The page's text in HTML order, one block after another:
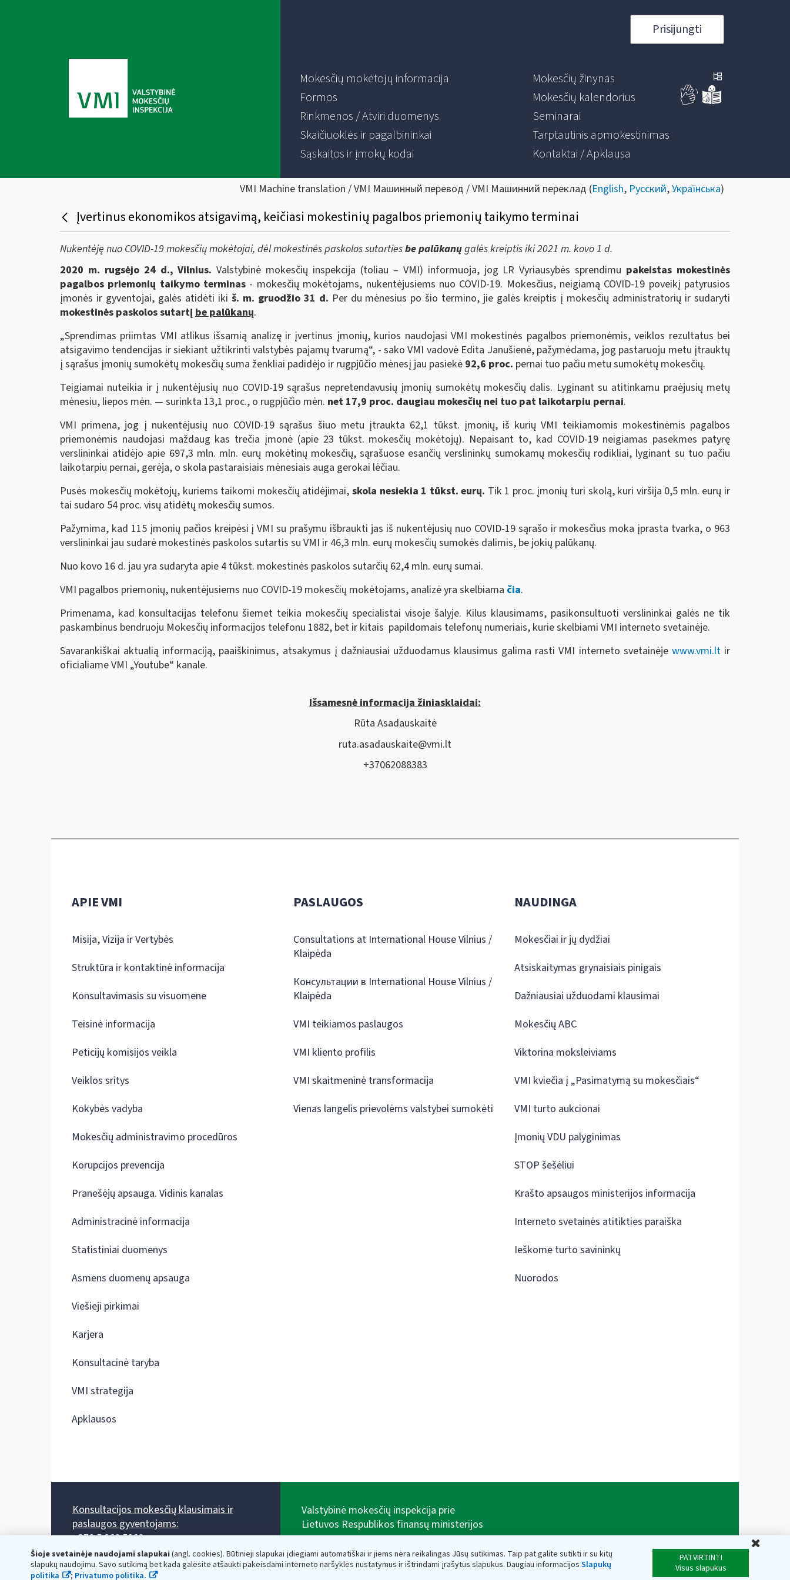
Prisijungti
Mokesčių mokėtojų informacija
Formos
Rinkmenos / Atviri duomenys
Skaičiuoklės ir pagalbininkai
Sąskaitos ir įmokų kodai
Mokesčių žinynas
Mokesčių kalendorius
Seminarai
Tarptautinis apmokestinimas
Kontaktai / Apklausa
VMI Machine translation / VMI Машинный перевод / VMI Машинний переклад (English, Русский,Українська)
Įvertinus ekonomikos atsigavimą, keičiasi mokestinių pagalbos priemonių taikymo terminai
Nukentėję nuo COVID-19 mokesčių mokėtojai, dėl mokestinės paskolos sutartiesbe palūkanųgalės kreiptis iki 2021 m. kovo 1 d.
2020 m. rugsėjo 24 d., Vilnius. Valstybinė mokesčių inspekcija (toliau – VMI) informuoja, jog LR Vyriausybės sprendimu pakeistas mokestinės
pagalbos priemonių taikymo terminas - mokesčių mokėtojams, nukentėjusiems nuo COVID-19. Mokesčius, neigiamą COVID-19 poveikį patyrusios
įmonės ir gyventojai, galės atidėti iki š. m. gruodžio 31 d. Per du mėnesius po šio termino, jie galės kreiptis į mokesčių administratorių ir sudaryti
mokestinės paskolos sutartį be palūkanų.
„Sprendimas priimtas VMI atlikus išsamią analizę ir įvertinus įmonių, kurios naudojasi VMI mokestinės pagalbos priemonėmis, veiklos rezultatus bei
atsigavimo tendencijas ir siekiant užtikrinti valstybės pajamų tvarumą“, - sako VMI vadovė Edita Janušienė, pažymėdama, jog pastaruoju metu įtrauktų
į sąrašus įmonių sumokėtų mokesčių suma ženkliai padidėjo ir rugpjūčio mėnesį jau pasiekė 92,6 proc. pernai tuo pačiu metu sumokėtų mokesčių.
Teigiamai nuteikia ir į nukentėjusių nuo COVID-19 sąrašus nepretendavusių įmonių sumokėtų mokesčių dalis. Lyginant su atitinkamu praėjusių metų
mėnesiu, liepos mėn. — surinkta 13,1 proc., o rugpjūčio mėn. net 17,9 proc. daugiau mokesčių nei tuo pat laikotarpiu pernai.
VMI primena, jog į nukentėjusių nuo COVID-19 sąrašus šiuo metu įtraukta 62,1 tūkst. įmonių, iš kurių VMI teikiamomis mokestinėmis pagalbos
priemonėmis naudojasi maždaug kas trečia įmonė (apie 23 tūkst. mokesčių mokėtojų). Nepaisant to, kad COVID-19 neigiamas pasekmes patyrę
verslininkai atidėjo apie 697,3 mln. mln. eurų mokėtinų mokesčių, sąrašuose esančių verslininkų sumokamų mokesčių rodikliai, lyginant su tuo pačiu
laikotarpiu pernai, gerėja, o skola pastaraisiais mėnesiais auga gerokai lėčiau.
Pusės mokesčių mokėtojų, kuriems taikomi mokesčių atidėjimai, skola nesiekia 1 tūkst. eurų. Tik 1 proc. įmonių turi skolą, kuri viršija 0,5 mln. eurų ir
tai sudaro 54 proc. visų atidėtų mokesčių sumos.
Pažymima, kad 115 įmonių pačios kreipėsi į VMI su prašymu išbraukti jas iš nukentėjusių nuo COVID-19 sąrašo ir mokesčius moka įprasta tvarka, o 963
verslininkai jau sudarė mokestinės paskolos sutartis su VMI ir 46,3 mln. eurų mokesčių sumokės dalimis, be jokių palūkanų.
Nuo kovo 16 d. jau yra sudaryta apie 4 tūkst. mokestinės paskolos sutarčių 62,4 mln. eurų sumai.
VMI pagalbos priemonių, nukentėjusiems nuo COVID-19 mokesčių mokėtojams, analizė yra skelbiama čia.
Primenama, kad konsultacijas telefonu šiemet teikia mokesčių specialistai visoje šalyje. Kilus klausimams, pasikonsultuoti verslininkai galės ne tik
paskambinus bendruoju Mokesčių informacijos telefonu 1882, bet ir kitais papildomais telefonų numeriais, kurie skelbiami VMI interneto svetainėje.
Savarankiškai aktualią informaciją, paaiškinimus, atsakymus į dažniausiai užduodamus klausimus galima rasti VMI interneto svetainėje www.vmi.ltir
oficialiame VMI „Youtube“ kanale.
Išsamesnė informacija žiniasklaidai:
Rūta Asadauskaitė
ruta.asadauskaite@vmi.lt
+37062088383
Šioje svetainėje naudojami slapukai(angl. cookies). Būtinieji slapukai įdiegiami automatiškai ir jiems nėra reikalingas Jūsų sutikimas. Taip pat galite sutikti ir su kitų
slapukų naudojimu. Savo sutikimą bet kada galėsite atšaukti pakeisdami interneto naršyklės nustatymus ir ištrindami įrašytus slapukus. Daugiau informacijos Slapukų
politika
; Privatumo politika.
PATVIRTINTI
Visus slapukus
APIE VMI
Misija, Vizija ir Vertybės
Struktūra ir kontaktinė informacija
Konsultavimasis su visuomene
Teisinė informacija
Peticijų komisijos veikla
Veiklos sritys
Kokybės vadyba
Mokesčių administravimo procedūros
Korupcijos prevencija
Pranešėjų apsauga. Vidinis kanalas
Administracinė informacija
Statistiniai duomenys
Asmens duomenų apsauga
Viešieji pirkimai
Karjera
Konsultacinė taryba
VMI strategija
Apklausos
PASLAUGOS
Consultations at International House Vilnius /
Klaipėda
Консультации в International House Vilnius /
Klaipėda
VMI teikiamos paslaugos
VMI kliento profilis
VMI skaitmeninė transformacija
Vienas langelis prievolėms valstybei sumokėti
NAUDINGA
Mokesčiai ir jų dydžiai
Atsiskaitymas grynaisiais pinigais
Dažniausiai užduodami klausimai
Mokesčių ABC
Viktorina moksleiviams
VMI kviečia į „Pasimatymą su mokesčiais“
VMI turto aukcionai
Įmonių VDU palyginimas
STOP šešėliui
Krašto apsaugos ministerijos informacija
Interneto svetainės atitikties paraiška
Ieškome turto savininkų
Nuorodos
Konsultacijos mokesčių klausimais ir
paslaugos gyventojams:
+370 5 260 5060
Darbo laikas: I-IV 8.00-17.00, V 8.00-15.45.
Prieššventinę dieną - viena valanda trumpiau.
Kiekvieno mėnesio antrą penktadienį 8.00 val. - 12.00 val.
Valstybinė mokesčių inspekcija prie
Lietuvos Respublikos finansų ministerijos
adresas: Vasario 16-osios g. 14, 01107 Vilnius, Lietuva,
el.paštas:vmi@vmi.lt, E. pristatymo dėžutės adresas